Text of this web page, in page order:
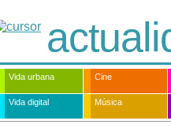
Vida urbana Cine
Vida digital Música